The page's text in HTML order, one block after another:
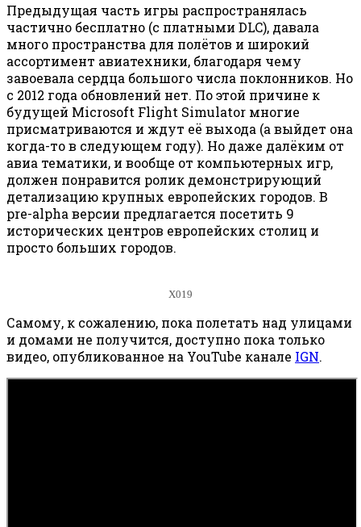
Предыдущая часть игры распространялась
частично бесплатно (с платными DLC), давала
много пространства для полётов и широкий
ассортимент авиатехники, благодаря чему
завоевала сердца большого числа поклонников. Но
с 2012 года обновлений нет. По этой причине к
будущей Microsoft Flight Simulator многие
присматриваются и ждут её выхода (а выйдет она
когда-то в следующем году). Но даже далёким от
авиа тематики, и вообще от компьютерных игр,
должен понравится ролик демонстрирующий
детализацию крупных европейских городов. В
pre-alpha версии предлагается посетить 9
исторических центров европейских столиц и
просто больших городов.
X019
Самому, к сожалению, пока полетать над улицами
и домами не получится, доступно пока только
видео, опубликованное на YouTube канале IGN.